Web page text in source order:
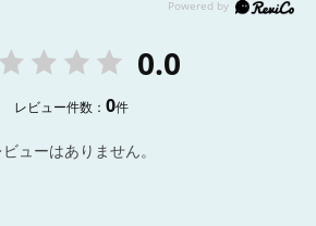
0.0
レビュー件数：0件
ビューはありません。